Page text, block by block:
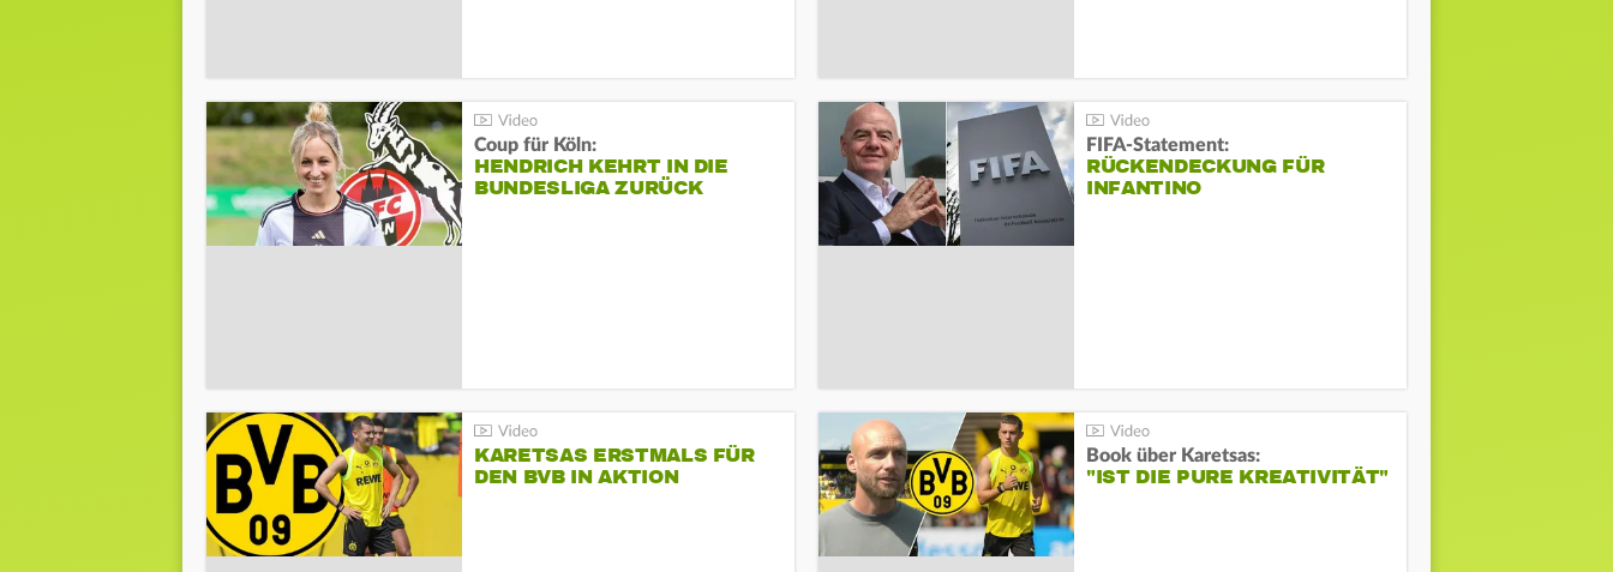
Coup für Köln:
HENDRICH KEHRT IN DIE
BUNDESLIGA ZURÜCK
FIFA-Statement:
RÜCKENDECKUNG FÜR
INFANTINO
KARETSAS ERSTMALS FÜR
DEN BVB IN AKTION
Book über Karetsas:
"IST DIE PURE KREATIVITÄT"